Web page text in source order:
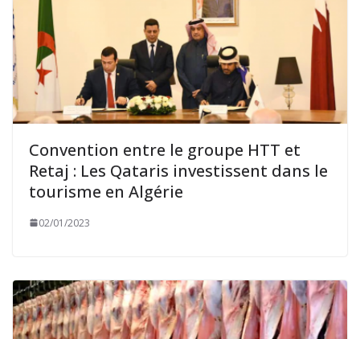
Convention entre le groupe HTT et
Retaj : Les Qataris investissent dans le
tourisme en Algérie
02/01/2023